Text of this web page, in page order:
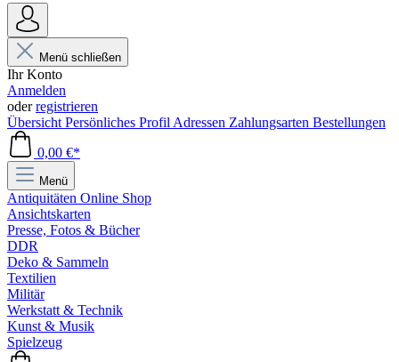
Menü schließen
Ihr Konto
Anmelden
oderregistrieren
Übersicht Persönliches Profil Adressen Zahlungsarten Bestellungen
0,00 €*
Menü
Antiquitäten Online Shop
Ansichtskarten
Presse, Fotos & Bücher
DDR
Deko & Sammeln
Textilien
Militär
Werkstatt & Technik
Kunst & Musik
Spielzeug